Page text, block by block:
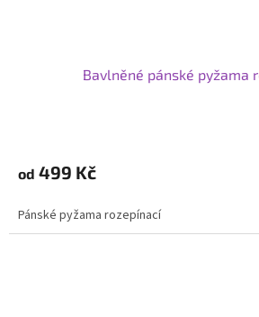
Bavlněné pánské pyžama
od 499 Kč
Pánské pyžama rozepínací